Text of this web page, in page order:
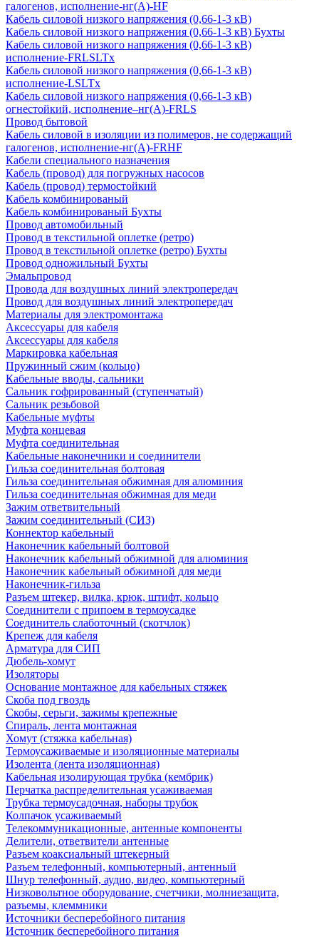
галогенов, исполнение-нг(А)-HF
Кабель силовой низкого напряжения (0,66-1-3 кВ)
Кабель силовой низкого напряжения (0,66-1-3 кВ) Бухты
Кабель силовой низкого напряжения (0,66-1-3 кВ)
исполнение-FRLSLTx
Кабель силовой низкого напряжения (0,66-1-3 кВ)
исполнение-LSLTx
Кабель силовой низкого напряжения (0,66-1-3 кВ)
огнестойкий, исполнение–нг(А)-FRLS
Провод бытовой
Кабель силовой в изоляции из полимеров, не содержащий
галогенов, исполнение-нг(А)-FRHF
Кабели специального назначения
Кабель (провод) для погружных насосов
Кабель (провод) термостойкий
Кабель комбинированый
Кабель комбинированый Бухты
Провод автомобильный
Провод в текстильной оплетке (ретро)
Провод в текстильной оплетке (ретро) Бухты
Провод одножильный Бухты
Эмальпровод
Провода для воздушных линий электропередач
Провод для воздушных линий электропередач
Материалы для электромонтажа
Аксессуары для кабеля
Аксессуары для кабеля
Маркировка кабельная
Пружинный сжим (кольцо)
Кабельные вводы, сальники
Сальник гофрированный (ступенчатый)
Сальник резьбовой
Кабельные муфты
Муфта концевая
Муфта соединительная
Кабельные наконечники и соединители
Гильза соединительная болтовая
Гильза соединительная обжимная для алюминия
Гильза соединительная обжимная для меди
Зажим ответвительный
Зажим соединительный (СИЗ)
Коннектор кабельный
Наконечник кабельный болтовой
Наконечник кабельный обжимной для алюминия
Наконечник кабельный обжимной для меди
Наконечник-гильза
Разъем штекер, вилка, крюк, штифт, кольцо
Соединители с припоем в термоусадке
Соединитель слаботочный (скотчлок)
Крепеж для кабеля
Арматура для СИП
Дюбель-хомут
Изоляторы
Основание монтажное для кабельных стяжек
Скоба под гвоздь
Скобы, серьги, зажимы крепежные
Спираль, лента монтажная
Хомут (стяжка кабельная)
Термоусаживаемые и изоляционные материалы
Изолента (лента изоляционная)
Кабельная изолирующая трубка (кембрик)
Перчатка распределительная усаживаемая
Трубка термоусадочная, наборы трубок
Колпачок усаживаемый
Телекоммуникационные, антенные компоненты
Делители, ответвители антенные
Разъем коаксиальный штекерный
Разъем телефонный, компьютерный, антенный
Шнур телефонный, аудио, видео, компьютерный
Низковольтное оборудование, счетчики, молниезащита,
разъемы, клеммники
Источники бесперебойного питания
Источник бесперебойного питания